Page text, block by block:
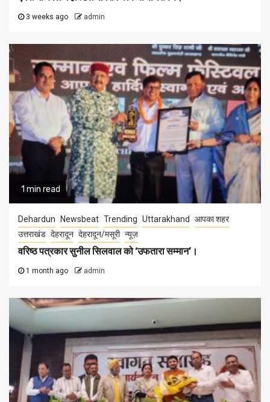
3 weeks ago admin
1 min read
Dehardun Newsbeat Trending Uttarakhand
आपका शहर
उत्तराखंड देहरादून देहरादून/मसूरी न्यूज़
वरिष्ठ पत्रकार सुनील सिलवाल को ‘उफतारा सम्मान’।
1 month ago admin